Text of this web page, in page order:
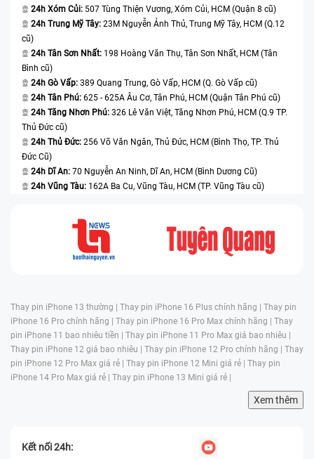
24h Xóm Củi: 507 Tùng Thiện Vương, Xóm Củi, HCM (Quận 8 cũ)
24h Trung Mỹ Tây: 23M Nguyễn Ảnh Thủ, Trung Mỹ Tây, HCM (Q.12
cũ)
24h Tân Sơn Nhất: 198 Hoàng Văn Thụ, Tân Sơn Nhất, HCM (Tân
Bình cũ)
24h Gò Vấp: 389 Quang Trung, Gò Vấp, HCM (Q. Gò Vấp cũ)
24h Tân Phú: 625 - 625A Âu Cơ, Tân Phú, HCM (Quận Tân Phú cũ)
24h Tăng Nhơn Phú: 326 Lê Văn Việt, Tăng Nhơn Phú, HCM (Q.9 TP.
Thủ Đức cũ)
24h Thủ Đức: 256 Võ Văn Ngân, Thủ Đức, HCM (Bình Thọ, TP. Thủ
Đức Cũ)
24h Dĩ An: 70 Nguyễn An Ninh, Dĩ An, HCM (Bình Dương Cũ)
24h Vũng Tàu: 162A Ba Cu, Vũng Tàu, HCM (TP. Vũng Tàu cũ)
Thay pin iPhone 13 thường | Thay pin iPhone 16 Plus chính hãng | Thay pin
iPhone 16 Pro chính hãng | Thay pin iPhone 16 Pro Max chính hãng | Thay
pin iPhone 11 bao nhiêu tiền | Thay pin iPhone 11 Pro Max giá bao nhiêu |
Thay pin iPhone 12 giá bao nhiêu | Thay pin iPhone 12 Pro chính hãng | Thay
pin iPhone 12 Pro Max giá rẻ | Thay pin iPhone 12 Mini giá rẻ | Thay pin
iPhone 14 Pro Max giá rẻ | Thay pin iPhone 13 Mini giá rẻ |
Xem thêm
Kết nối 24h: